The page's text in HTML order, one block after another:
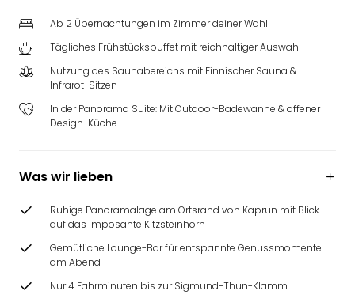
Ab 2 Übernachtungen im Zimmer deiner Wahl
Tägliches Frühstücksbuffet mit reichhaltiger Auswahl
Nutzung des Saunabereichs mit Finnischer Sauna &
Infrarot-Sitzen
In der Panorama Suite: Mit Outdoor-Badewanne & offener
Design-Küche
Was wir lieben
Ruhige Panoramalage am Ortsrand von Kaprun mit Blick
auf das imposante Kitzsteinhorn
Gemütliche Lounge-Bar für entspannte Genussmomente
am Abend
Nur 4 Fahrminuten bis zur Sigmund-Thun-Klamm